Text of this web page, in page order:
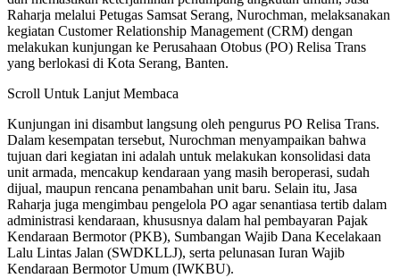
Raharja melalui Petugas Samsat Serang, Nurochman, melaksanakan
kegiatan Customer Relationship Management (CRM) dengan
melakukan kunjungan ke Perusahaan Otobus (PO) Relisa Trans
yang berlokasi di Kota Serang, Banten.
Scroll Untuk Lanjut Membaca
Kunjungan ini disambut langsung oleh pengurus PO Relisa Trans.
Dalam kesempatan tersebut, Nurochman menyampaikan bahwa
tujuan dari kegiatan ini adalah untuk melakukan konsolidasi data
unit armada, mencakup kendaraan yang masih beroperasi, sudah
dijual, maupun rencana penambahan unit baru. Selain itu, Jasa
Raharja juga mengimbau pengelola PO agar senantiasa tertib dalam
administrasi kendaraan, khususnya dalam hal pembayaran Pajak
Kendaraan Bermotor (PKB), Sumbangan Wajib Dana Kecelakaan
Lalu Lintas Jalan (SWDKLLJ), serta pelunasan Iuran Wajib
Kendaraan Bermotor Umum (IWKBU).